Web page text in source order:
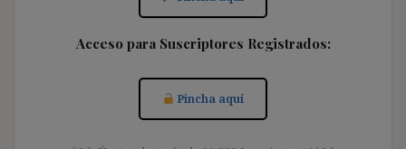
Acceso para Suscriptores Registrados:
Pincha aquí